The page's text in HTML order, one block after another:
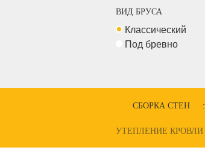
ВИД БРУСА
Классический
Под бревно
СБОРКА СТЕН :
УТЕПЛЕНИЕ КРОВЛИ